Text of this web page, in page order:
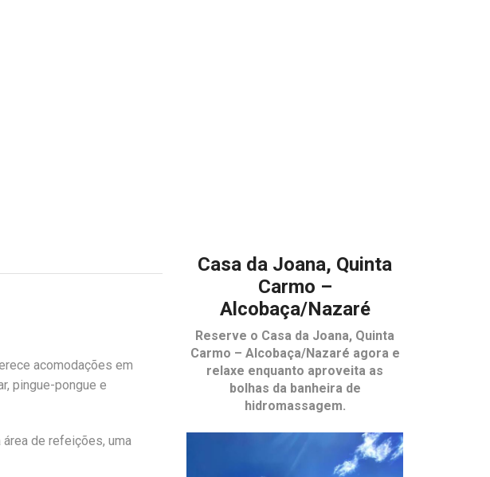
acomodações em
pingue-pongue e
de refeições, uma
Casa da Joana, Quinta
Carmo –
Alcobaça/Nazaré
Reserve o Casa da Joana, Quinta
Carmo – Alcobaça/Nazaré agora e
relaxe enquanto aproveita as
bolhas da banheira de
hidromassagem.